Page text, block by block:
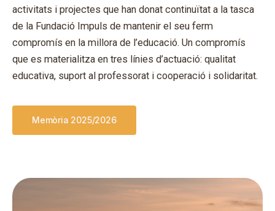
activitats i projectes que han donat continuïtat a la tasca
de la Fundació Impuls de mantenir el seu ferm
compromís en la millora de l’educació. Un compromís
que es materialitza en tres línies d’actuació: qualitat
educativa, suport al professorat i cooperació i solidaritat.
Memòria 2025/2026